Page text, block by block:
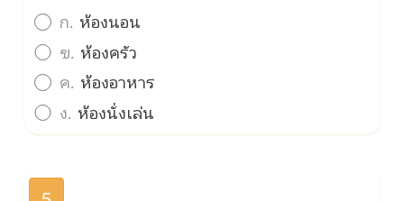
ก. ห้องนอน
ข. ห้องครัว
ค. ห้องอาหาร
ง. ห้องนั่งเล่น